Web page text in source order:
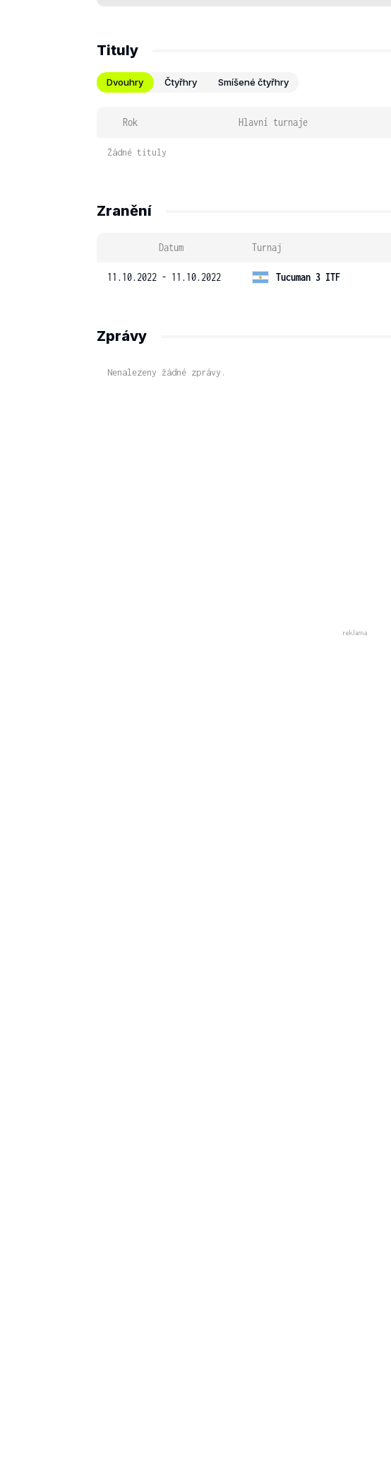
Tituly
Dvouhry Čtyřhry Smíšené čtyřhry
Rok Hlavní turnaje
Žádné tituly
Zranění
Datum Turnaj
11.10.2022 - 11.10.2022 Tucuman 3 ITF
Zprávy
Nenalezeny žádné zprávy.